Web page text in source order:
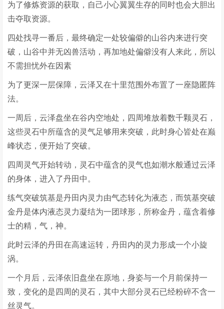
为了修炼资源的获取，自己小心翼翼生存的同时也会大胆出
击夺取资源。
四处找寻一番后，最终确定一处较偏僻的山谷内来进行突
破，山谷中并无凶兽活动，再加地处偏僻没有人来此，所以
不需担忧外在因素
为了更深一层保障，云泽又在十里范围外布置了一座隐匿阵
法。
一周后，云泽盘坐在谷内空地处，四周堆放着数千颗灵石，
这些灵石中所蕴含的灵气足够用来突破，此时身心皆处在巅
峰状态，便开始了突破。
四周灵气开始转动，灵石中蕴含的灵气也如潮水般通过云泽
的身体，进入了丹田中。
练气突破筑基是丹田内灵力由气态转化为液态，而筑基突破
金丹是体内液态灵力凝结为一团球形，所称金丹，蕴含着修
士的精，气，神。
此时云泽的丹田在高速运转，丹田内的灵力形成一个小旋
涡。
一个月后，云泽依旧盘坐在原地，身姿与一个月前保持一
致，变化的是四周的灵石，其中大部分灵石已经粉碎不含一
丝灵气。